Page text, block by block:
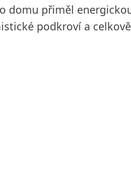
přiměl
podkroví a